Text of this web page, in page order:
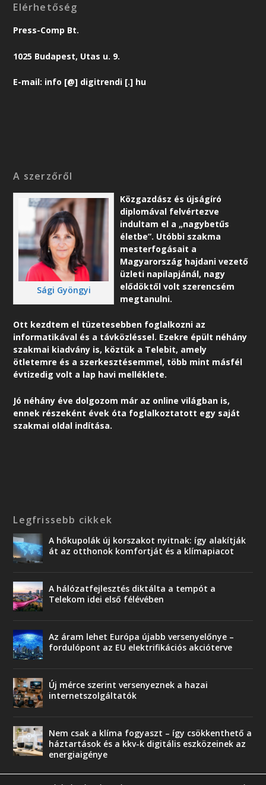
Elérhetőség
Press-Comp Bt.
1025 Budapest, Utas u. 9.
E-mail: info [@] digitrendi [.] hu
A szerzőről
Sági Gyöngyi
Közgazdász és újságíró
diplomával felvértezve
indultam el a „nagybetűs
életbe”. Utóbbi szakma
mesterfogásait a
Magyarország hajdani vezető
üzleti napilapjánál, nagy
elődöktől volt szerencsém
megtanulni.
Ott kezdtem el tüzetesebben foglalkozni az
informatikával és a távközléssel. Ezekre épült néhány
szakmai kiadvány is, köztük a Telebit, amely
ötletemre és a szerkesztésemmel, több mint másfél
évtizedig volt a lap havi melléklete.
Jó néhány éve dolgozom már az online világban is,
ennek részeként évek óta foglalkoztatott egy saját
szakmai oldal indítása.
Legfrissebb cikkek
A hőkupolák új korszakot nyitnak: így alakítják
át az otthonok komfortját és a klímapiacot
A hálózatfejlesztés diktálta a tempót a
Telekom idei első félévében
Az áram lehet Európa újabb versenyelőnye –
fordulópont az EU elektrifikációs akcióterve
Új mérce szerint versenyeznek a hazai
internetszolgáltatók
Nem csak a klíma fogyaszt – így csökkenthető a
háztartások és a kkv-k digitális eszközeinek az
energiaigénye